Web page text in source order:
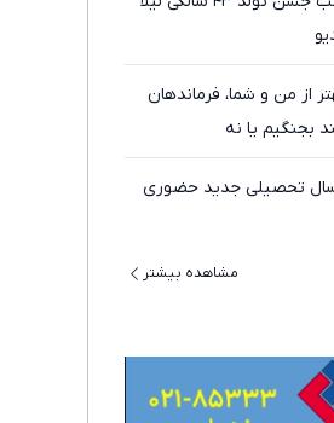
از من و شما، فرماندهان
بجنگیم یا نه
تحصیلی جدید حضوری
مشاهده بیشتر